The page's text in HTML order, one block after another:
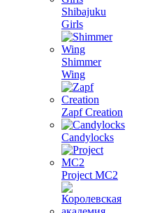
Shibajuku
Girls
Shimmer
Wing
Zapf Creation
Candylocks
Project MС2